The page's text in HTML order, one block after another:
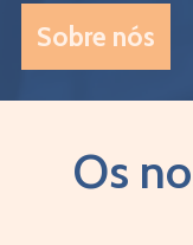
Sobre nós
Os